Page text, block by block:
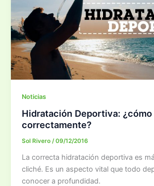
Noticias
Hidratación Deportiva:
correctamente?
Sol Rivero/09/12/2016
La correcta hidratación deportiva es
cliché. Es un aspecto vital que todo
conocer a profundidad.